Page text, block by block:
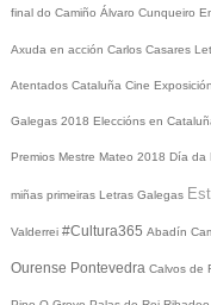
final do Camiño Álvaro Cunqueiro
Axuda en acción Carlos Casares
Atentados Cataluña Cine
Galegas 2018 Eleccións en
Premios Mestre Mateo 2018 Día da
miñas primeiras Letras Galegas
Valderrei #Cultura365 Abadín
Ourense Pontevedra Calvos de